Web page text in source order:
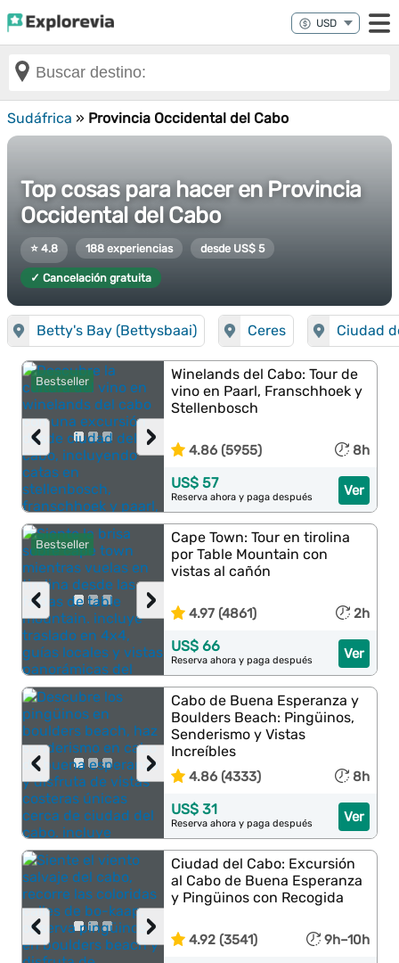
Sudáfrica » Provincia Occidental del Cabo
Top cosas para hacer en Provincia
Occidental del Cabo
⭐ 4.8 188 experiencias desde US$ 5
✓ Cancelación gratuita
Betty's Bay (Bettysbaai) Ceres Ciudad
Bestseller
›
‹
Winelands del Cabo: Tour de
vino en Paarl, Franschhoek y
Stellenbosch
4.86 (5955) 8h
Ver
US$ 57
Reserva ahora y paga después
Bestseller
›
‹
Cape Town: Tour en tirolina
por Table Mountain con
vistas al cañón
4.97 (4861) 2h
Ver
US$ 66
Reserva ahora y paga después
›
‹
Cabo de Buena Esperanza y
Boulders Beach: Pingüinos,
Senderismo y Vistas
Increíbles
4.86 (4333) 8h
Ver
US$ 31
Reserva ahora y paga después
›
‹
Ciudad del Cabo: Excursión
al Cabo de Buena Esperanza
y Pingüinos con Recogida
4.92 (3541) 9h–10h